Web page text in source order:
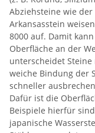
Abziehsteine wie
Arkansasstein
8000 auf. Damit
Oberfläche an der
unterscheidet
weiche Bindung der
schneller
Dafür ist die
Beispiele hierfür
japanische